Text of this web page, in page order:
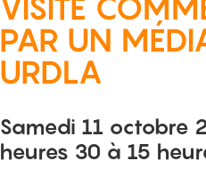
PAR UN
URDLA
Samedi 11 octobre
heures 30 à 15